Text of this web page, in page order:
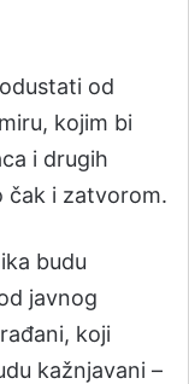
od
kojim bi
i drugih
čak i zatvorom.
budu
javnog
koji
kažnjavani –